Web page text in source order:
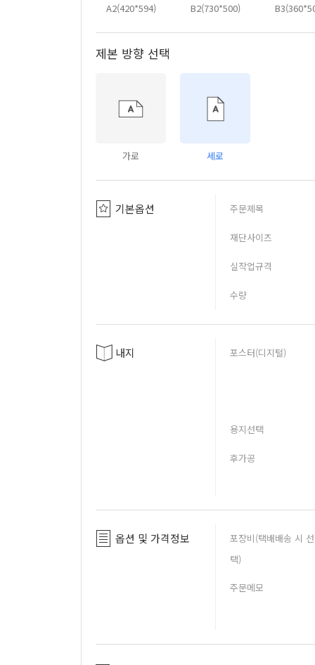
A2(420*594) B2(730*500)
제본 방향 선택
가로 세로
기본옵션 주문제목
재단사이즈
실작업규격
수량
내지 포스터(디지털)
용지선택
후가공
옵션 및 가격정보
포장비(택배배송 시 선
택)
주문메모